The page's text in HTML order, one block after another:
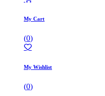
My Cart
(0)
My Wishlist
(0)